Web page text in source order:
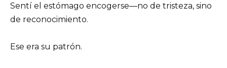
Sentí el estómago encogerse—no de tristeza, sino
de reconocimiento.
Ese era su patrón.